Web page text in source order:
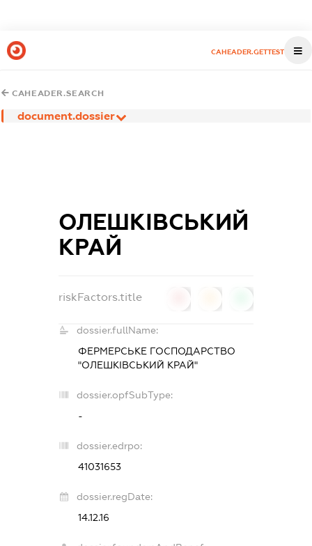
CAHEADER.GETTEST
CAHEADER.SEARCH
document.dossier
ОЛЕШКІВСЬКИЙ
КРАЙ
riskFactors.title
dossier.fullName:
ФЕРМЕРСЬКЕ ГОСПОДАРСТВО
"ОЛЕШКІВСЬКИЙ КРАЙ"
dossier.opfSubType:
-
dossier.edrpo:
41031653
dossier.regDate:
14.12.16